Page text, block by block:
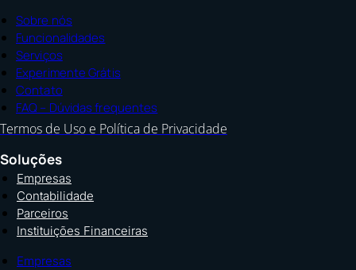
Sobre nós
Funcionalidades
Serviços
Experimente Grátis
Contato
FAQ – Dúvidas frequentes
Termos de Uso e Política de Privacidade
Soluções
Empresas
Contabilidade
Parceiros
Instituições Financeiras
Empresas